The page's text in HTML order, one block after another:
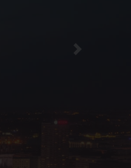
Poprzedni